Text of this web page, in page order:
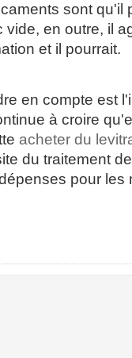
sont qu'il
vide, en outre, il
et il pourrait.
en compte est
à croire
acheter du
du traitement
pour les